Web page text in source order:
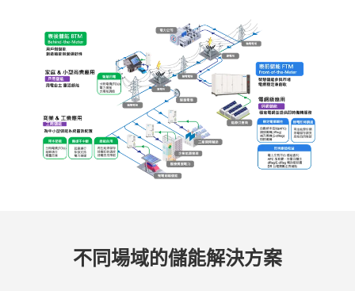
不同場域的儲能解決方案